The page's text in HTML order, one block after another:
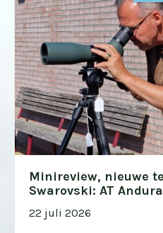
Minireview, nieuwe
Swarovski: AT
22 juli 2026